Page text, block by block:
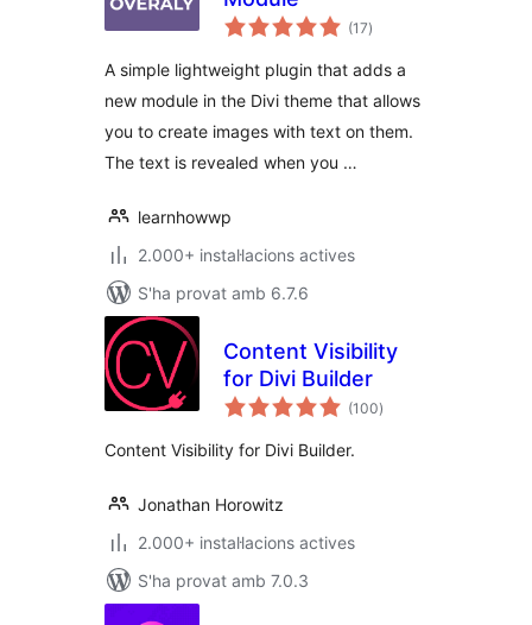
(17puntuacions
totals
)
A simple lightweight plugin that adds a
new module in the Divi theme that allows
you to create images with text on them.
The text is revealed when you …
learnhowwp
2.000+ instal·lacions actives
S'ha provat amb 6.7.6
Content Visibility
for Divi Builder
(100puntuacions
totals
)
Content Visibility for Divi Builder.
Jonathan Horowitz
2.000+ instal·lacions actives
S'ha provat amb 7.0.3